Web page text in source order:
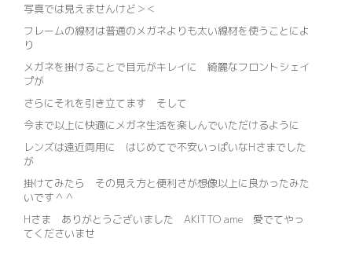
写真では見えませんけど＞＜
フレームの線材は普通のメガネよりも太い線材を使うことによ
り
メガネを掛けることで目元がキレイに 綺麗なフロントシェイ
プが
さらにそれを引き立てます そして
今まで以上に快適にメガネ生活を楽しんでいただけるように
レンズは遠近両用に はじめてで不安いっぱいなHさまでした
が
掛けてみたら その見え方と便利さが想像以上に良かったみた
いです＾＾
Hさま ありがとうございました AKITTO ame 愛でてやっ
てくださいませ